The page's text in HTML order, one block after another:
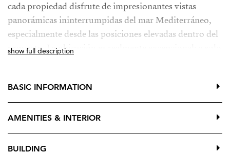
cada propiedad disfrute de impresionantes vistas
panorámicas ininterrumpidas del mar Mediterráneo,
especialmente desde las posiciones elevadas dentro del
proyecto. La ubicación es realmente excepcional: a solo
natural que ofrece tranquilidad, privacidad y un estilo
de vida sereno.
show full description
BASIC INFORMATION
AMENITIES & INTERIOR
BUILDING